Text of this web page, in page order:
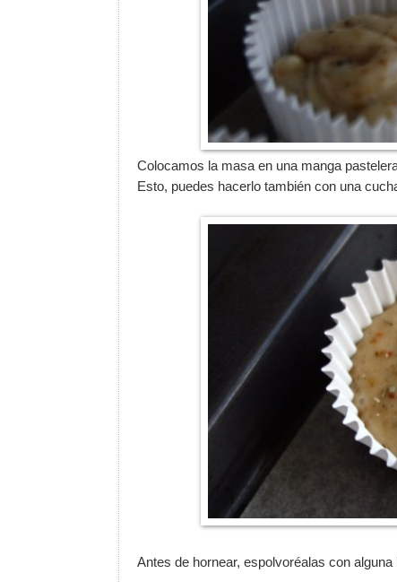
Colocamos la masa en una manga
Esto, puedes hacerlo también con una
Antes de hornear, espolvoréalas con